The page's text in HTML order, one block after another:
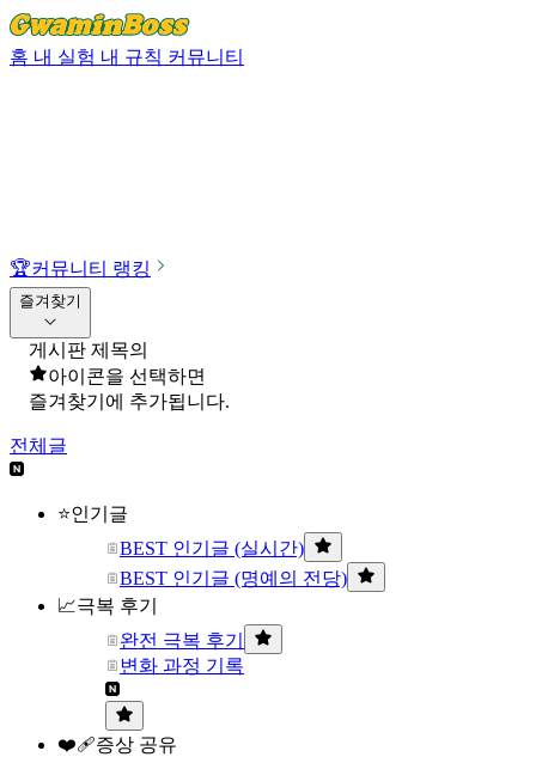
홈 내 실험 내 규칙 커뮤니티
🏆커뮤니티 랭킹
즐겨찾기
게시판 제목의
아이콘을 선택하면
즐겨찾기에 추가됩니다.
전체글
⭐인기글
BEST 인기글 (실시간)
BEST 인기글 (명예의 전당)
📈극복 후기
완전 극복 후기
변화 과정 기록
❤️‍🩹증상 공유